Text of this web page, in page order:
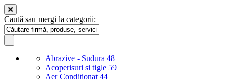
Caută sau mergi la categorii:
Abrazive - Sudura 48
Acoperisuri si tigle 59
Aer Conditionat 44